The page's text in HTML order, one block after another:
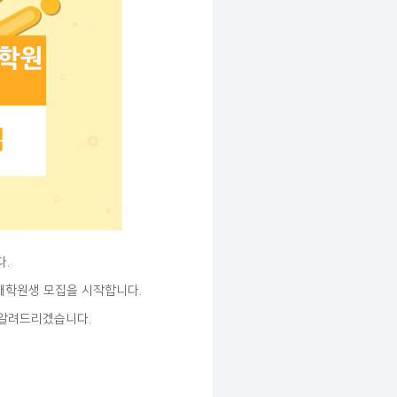
.
원생 모집을 시작합니다.
려드리겠습니다.